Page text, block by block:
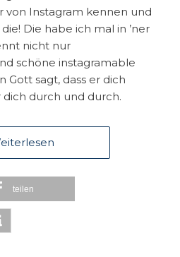
von Instagram kennen und
Die habe ich mal in ’ner
nicht nur
schöne instagramable
Gott sagt, dass er dich
durch und durch.
teilen